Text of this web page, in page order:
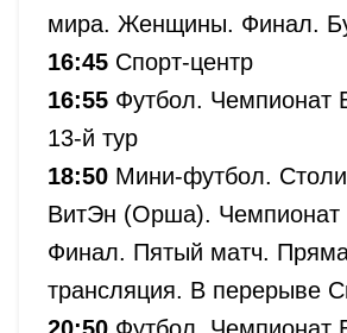
мира. Женщины. Финал.
16:45 Спорт-центр
16:55 Футбол. Чемпионат
13-й тур
18:50 Мини-футбол.
ВитЭн (Орша). Чемпионат
Финал. Пятый матч.
трансляция. В перерыве
20:50 Футбол. Чемпионат